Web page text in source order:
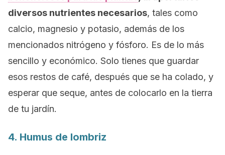
diversos nutrientes necesarios, tales como
calcio, magnesio y potasio, además de los
mencionados nitrógeno y fósforo. Es de lo más
sencillo y económico. Solo tienes que guardar
esos restos de café, después que se ha colado, y
esperar que seque, antes de colocarlo en la tierra
de tu jardín.
4. Humus de lombriz